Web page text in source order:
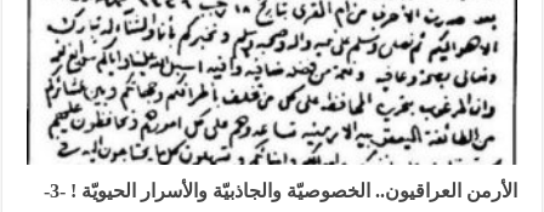
الأرمن العراقيون.. الخصوصيّة والجاذبيّة والأسرار الحيويّة ! -3-